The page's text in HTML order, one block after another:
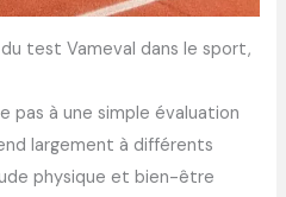
test Vameval dans le sport,
pas à une simple évaluation
largement à différents
physique et bien-être